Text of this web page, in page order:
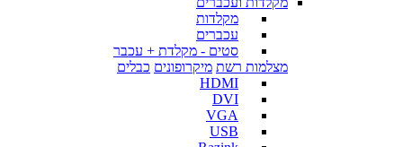
מקלדות
עכברים
סטים - מקלדת + עכבר
מצלמות רשת מיקרופונים כבלים
HDMI
DVI
VGA
USB